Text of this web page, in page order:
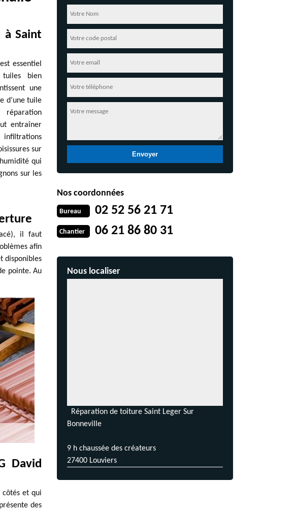
à Saint
essentiel
bien
une
d’une tuile
entraîner
infiltrations
sur
qui
sur les
il faut
afin
disponibles
pointe. Au
David
et qui
des
Nos coordonnées
Bureau 02 52 56 21 71
Chantier 06 21 86 80 31
Nous localiser
Réparation de toiture Saint Leger Sur
Bonneville
9 h chaussée des créateurs
27400 Louviers